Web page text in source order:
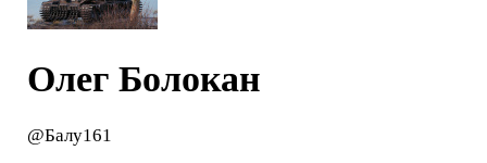
Олег Болокан
@Балу161